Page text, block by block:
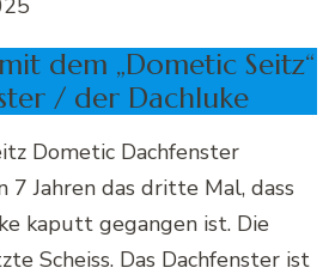
dem „Dometic Seitz“
/ der Dachluke
7 Jahren das dritte Mal, dass
kaputt gegangen ist. Die
Scheiss. Das Dachfenster ist